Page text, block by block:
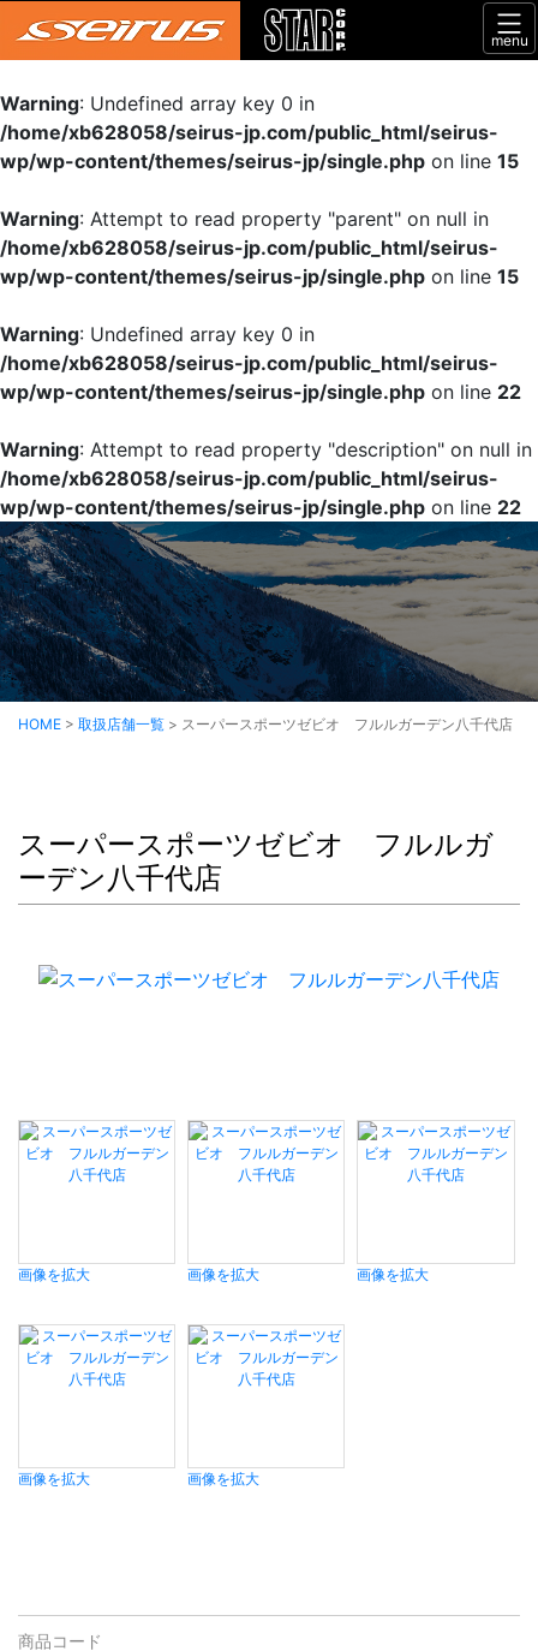
menu
Warning: Undefined array key 0 in
/home/xb628058/seirus-jp.com/public_html/seirus-
wp/wp-content/themes/seirus-jp/single.php on line 15
Warning: Attempt to read property "parent" on null in
/home/xb628058/seirus-jp.com/public_html/seirus-
wp/wp-content/themes/seirus-jp/single.php on line 15
Warning: Undefined array key 0 in
/home/xb628058/seirus-jp.com/public_html/seirus-
wp/wp-content/themes/seirus-jp/single.php on line 22
Warning: Attempt to read property "description" on null in
/home/xb628058/seirus-jp.com/public_html/seirus-
wp/wp-content/themes/seirus-jp/single.php on line 22
HOME > 取扱店舗一覧 > スーパースポーツゼビオ フルルガーデン八千代店
スーパースポーツゼビオ フルルガ
ーデン八千代店
画像を拡大 画像を拡大 画像を拡大
画像を拡大 画像を拡大
商品コード